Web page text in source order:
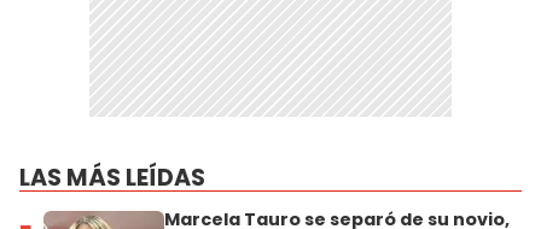
LAS MÁS LEÍDAS
Marcela Tauro se separó de su novio,